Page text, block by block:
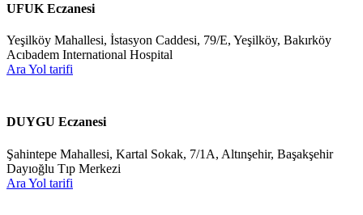
UFUK Eczanesi
Yeşilköy Mahallesi, İstasyon Caddesi, 79/E, Yeşilköy, Bakırköy
Acıbadem International Hospital
Ara Yol tarifi
DUYGU Eczanesi
Şahintepe Mahallesi, Kartal Sokak, 7/1A, Altınşehir, Başakşehir
Dayıoğlu Tıp Merkezi
Ara Yol tarifi